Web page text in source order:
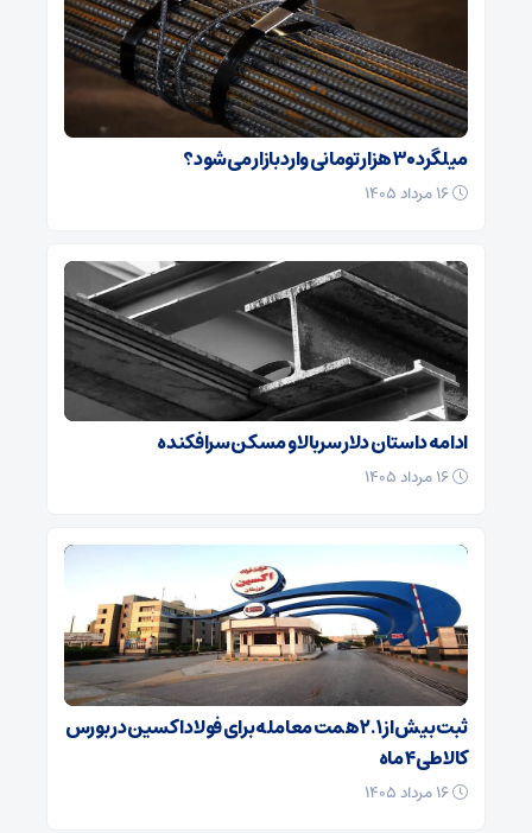
میلگرد ۳۰ هزار تومانی وارد بازار می‌شود؟
ادامه داستان دلار سربالا و مسکن سرافکنده
ثبت بیش از ۲.۱ همت معامله برای فولاد اکسین در بورس
کالا طی ۴ ماه